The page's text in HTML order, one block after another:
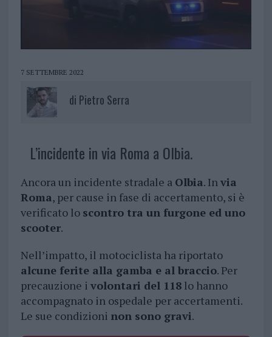
7 SETTEMBRE 2022
di Pietro Serra
L’incidente in via Roma a Olbia.
Ancora un incidente stradale a Olbia. Invia
Roma, per cause in fase di accertamento, si è
verificato lo scontro tra un furgone ed uno
scooter.
Nell’impatto, il motociclista ha riportato
alcune ferite alla gamba e al braccio. Per
precauzione i volontari del 118lo hanno
accompagnato in ospedale per accertamenti.
Le sue condizioni non sono gravi.